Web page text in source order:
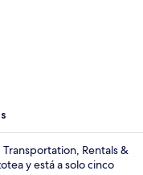
Rentals &
y está a solo cinco